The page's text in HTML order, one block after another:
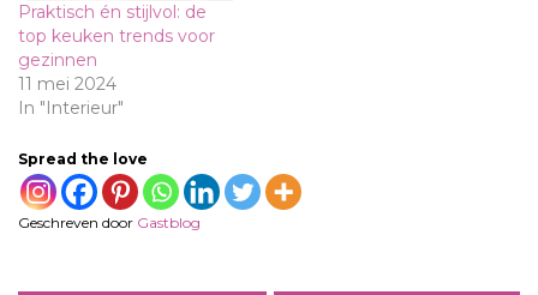
Praktisch én stijlvol: de
top keuken trends voor
gezinnen
11 mei 2024
In "Interieur"
Spread the love
Geschreven door Gastblog